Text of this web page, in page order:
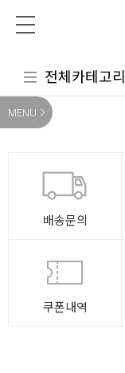
전체카테고리
MENU
배송문의
쿠폰내역